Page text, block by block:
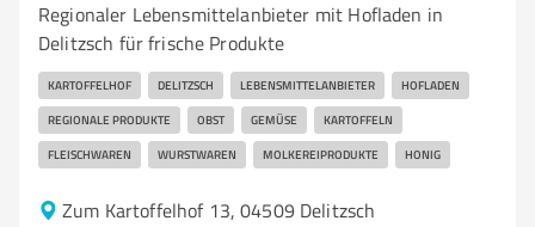
Regionaler Lebensmittelanbieter mit Hofladen in
Delitzsch für frische Produkte
KARTOFFELHOF DELITZSCH LEBENSMITTELANBIETER HOFLADEN
REGIONALE PRODUKTE OBST GEMÜSE KARTOFFELN
FLEISCHWAREN WURSTWAREN MOLKEREIPRODUKTE HONIG
Zum Kartoffelhof 13, 04509 Delitzsch